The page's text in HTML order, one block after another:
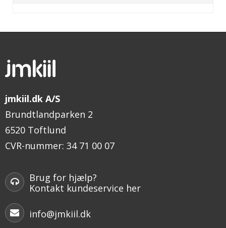
jmkiil.dk A/S
Brundtlandparken 2
6520 Toftlund
CVR-nummer: 34 71 00 07
Brug for hjælp?
Kontakt kundeservice her
info@jmkiil.dk